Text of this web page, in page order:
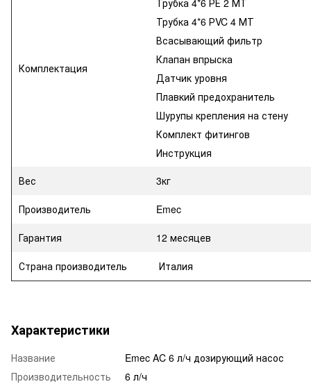
Комплектация
Трубка 4*6 РVC 4 МТ
Всасывающий фильтр
Клапан впрыска
Датчик уровня
Плавкий предохранитель
Шурупы крепления на стену
Комплект фитингов
Инструкция
Вес
3кг
Производитель Emec
Гарантия 12 месяцев
Страна производитель Италия
Характеристики
Название
Emec AC 6 л/ч дозирующий насос
Производительность
6 л/ч